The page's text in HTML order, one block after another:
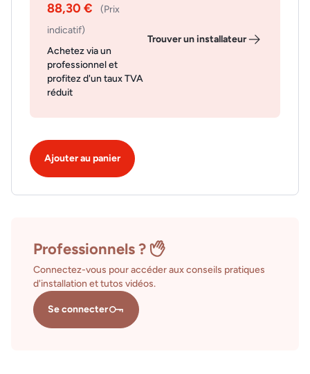
88,30 €
(Prix
indicatif)
Achetez via un
professionnel et
profitez d'un taux TVA
réduit
Trouver un installateur
Ajouter au panier
Professionnels ?
Connectez-vous pour accéder aux conseils pratiques
d'installation et tutos vidéos.
Se connecter